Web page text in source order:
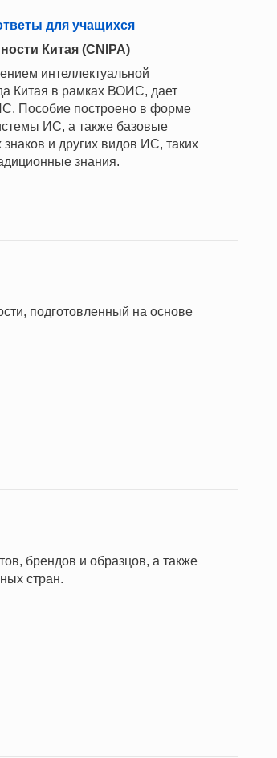
для учащихся
Китая (CNIPA)
интеллектуальной
Китая в рамках ВОИС, дает
Пособие построено в форме
ИС, а также базовые
и других видов ИС, таких
знания.
подготовленный на основе
брендов и образцов, а также
стран.